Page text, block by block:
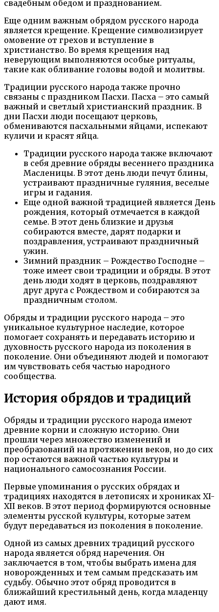
свадебным обедом и празднованием.
Еще одним важным обрядом русского народа
является крещение. Крещение символизирует
омовение от грехов и вступление в
христианство. Во время крещения над
неверующим выполняются особые ритуалы,
такие как обливание головы водой и молитвы.
Традиции русского народа также прочно
связаны с праздником Пасхи. Пасха – это самый
важный и светлый христианский праздник. В
дни Пасхи люди посещают церковь,
обмениваются пасхальными яйцами, испекают
куличи и красят яйца.
Традиции русского народа также включают
в себя древние обряды весеннего праздника
Масленицы. В этот день люди печут блины,
устраивают праздничные гуляния, веселые
игры и гадания.
Еще одной важной традицией является День
рождения, который отмечается в каждой
семье. В этот день близкие и друзья
собираются вместе, дарят подарки и
поздравления, устраивают праздничный
ужин.
Зимний праздник – Рождество Господне –
тоже имеет свои традиции и обряды. В этот
день люди ходят в церковь, поздравляют
друг друга с Рождеством и собираются за
праздничным столом.
Обряды и традиции русского народа – это
уникальное культурное наследие, которое
помогает сохранять и передавать историю и
духовность русского народа из поколения в
поколение. Они объединяют людей и помогают
им чувствовать себя частью народного
сообщества.
История обрядов и традиций
Обряды и традиции русского народа имеют
древние корни и сложную историю. Они
прошли через множество изменений и
преобразований на протяжении веков, но до сих
пор остаются важной частью культуры и
национального самосознания России.
Первые упоминания о русских обрядах и
традициях находятся в летописях и хрониках XI-
XII веков. В этот период формируются основные
элементы русской культуры, которые затем
будут передаваться из поколения в поколение.
Одной из самых древних традиций русского
народа является обряд наречения. Он
заключается в том, чтобы выбрать имена для
новорожденных и тем самым предсказать им
судьбу. Обычно этот обряд проводится в
ближайший крестильный день, когда младенцу
дают имя.